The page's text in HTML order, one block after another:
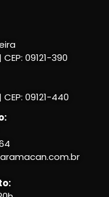
09121-390
09121-440